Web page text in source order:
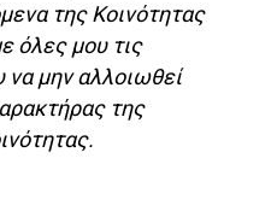
της Κοινότητας
όλες μου τις
να μην αλλοιωθεί
της